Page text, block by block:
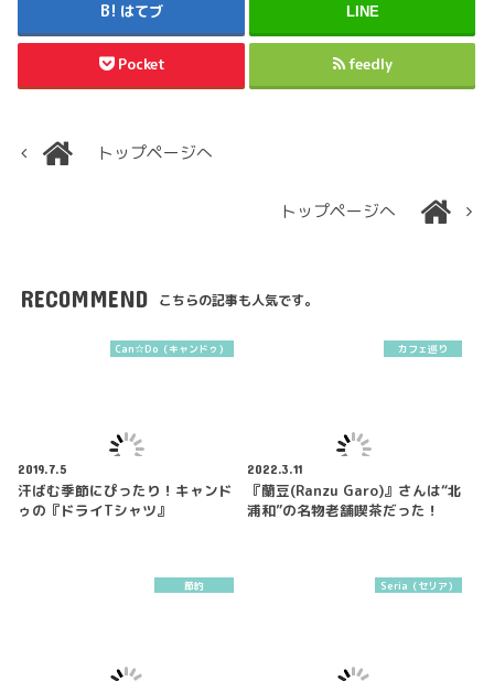
はてブ LINE
Pocket feedly
トップページへ
トップページへ
RECOMMEND こちらの記事も人気です。
Can☆Do（キャンドゥ）
2019.7.5
汗ばむ季節にぴったり！キャンド
ゥの『ドライTシャツ』
カフェ巡り
2022.3.11
『蘭豆(Ranzu Garo)』さんは“北
浦和”の名物老舗喫茶だった！
節約 Seria（セリア）